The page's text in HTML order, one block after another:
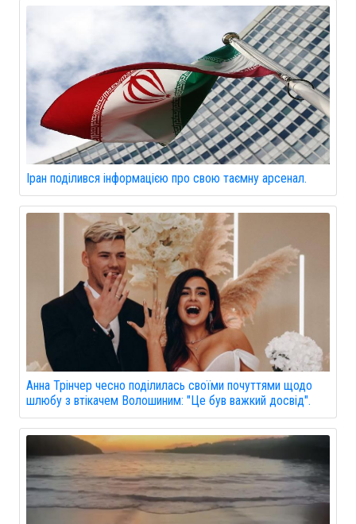
Іран поділився інформацією про свою таємну арсенал.
Анна Трінчер чесно поділилась своїми почуттями щодо
шлюбу з втікачем Волошиним: "Це був важкий досвід".